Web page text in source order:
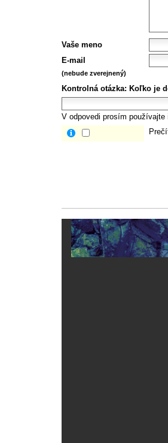
Vaše meno
E-mail
(nebude zverejnený)
Kontrolná otázka: Koľko je
V odpovedi prosím